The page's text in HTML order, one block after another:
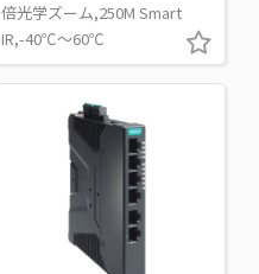
倍光学ズーム,250M Smart
IR,-40℃～60℃